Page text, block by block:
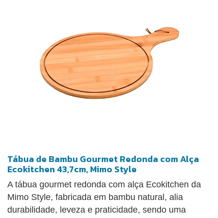
Tábua de Bambu Gourmet Redonda com Alça
Ecokitchen 43,7cm, Mimo Style
A tábua gourmet redonda com alça Ecokitchen da
Mimo Style, fabricada em bambu natural, alia
durabilidade, leveza e praticidade, sendo uma